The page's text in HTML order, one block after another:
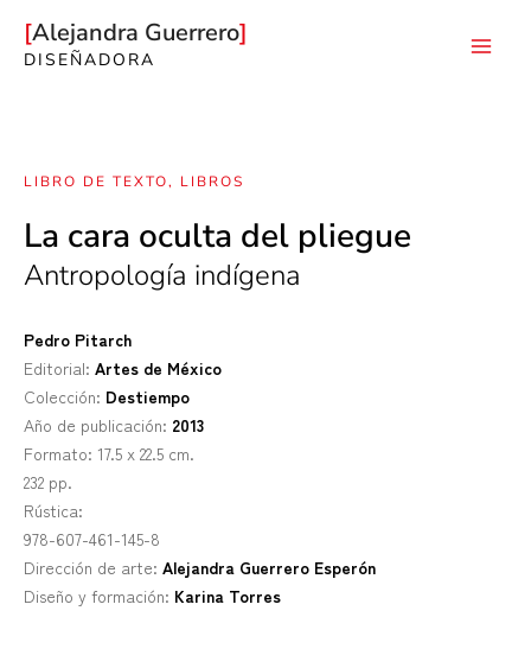
contenido
Alejandra Guerrero
DISEÑADORA
LIBRO DE TEXTO, LIBROS
La cara oculta del pliegue
Antropología indígena
Pedro Pitarch
Editorial: Artes de México
Colección: Destiempo
Año de publicación: 2013
Formato: 17.5 x 22.5 cm.
232 pp.
Rústica:
978-607-461-145-8
Dirección de arte: Alejandra Guerrero Esperón
Diseño y formación: Karina Torres